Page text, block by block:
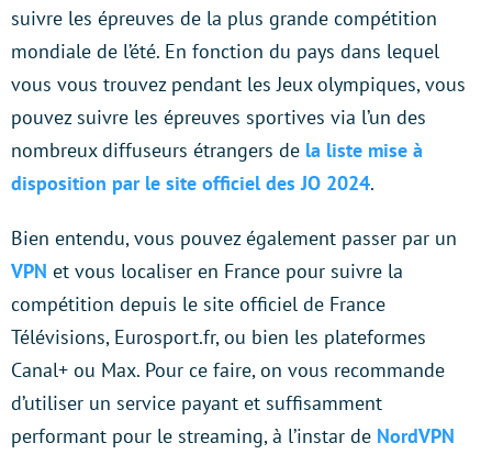
suivre les épreuves de la plus grande compétition
mondiale de l’été. En fonction du pays dans lequel
vous vous trouvez pendant les Jeux olympiques, vous
pouvez suivre les épreuves sportives via l’un des
nombreux diffuseurs étrangers de la liste mise à
disposition par le site officiel des JO 2024.
Bien entendu, vous pouvez également passer par un
VPN et vous localiser en France pour suivre la
compétition depuis le site officiel de France
Télévisions, Eurosport.fr, ou bien les plateformes
Canal+ ou Max. Pour ce faire, on vous recommande
d’utiliser un service payant et suffisamment
performant pour le streaming, à l’instar de NordVPN